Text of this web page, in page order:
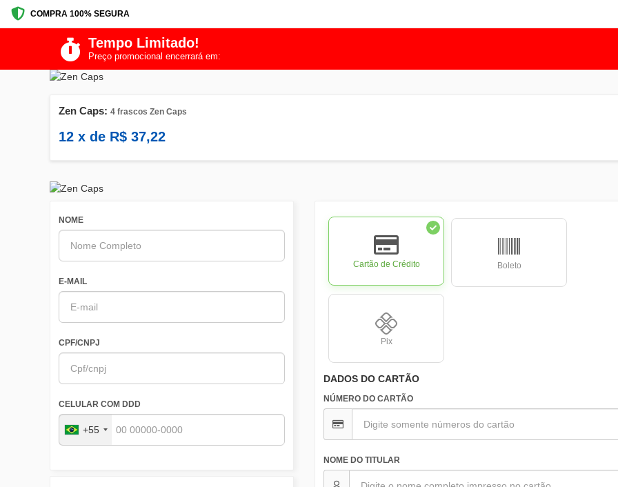
COMPRA 100% SEGURA
Tempo Limitado!
Preço promocional encerrará em:
Zen Caps: 4 frascos Zen Caps
12 x de R$ 37,22
NOME
E-MAIL
CPF/CNPJ
CELULAR COM DDD
+55
Cartão de Crédito Boleto
Pix
DADOS DO CARTÃO
NÚMERO DO CARTÃO
NOME DO TITULAR